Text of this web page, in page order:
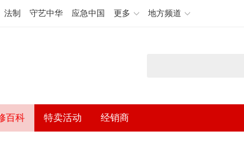
法制 守艺中华 应急中国 更多 地方频道
百科 特卖活动 经销商